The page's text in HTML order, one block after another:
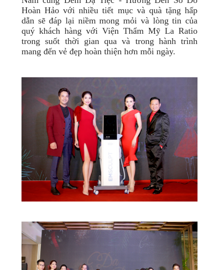
Hoàn Hảo với nhiều tiết mục và quà tặng hấp
dẫn sẽ đáp lại niềm mong mỏi và lòng tin của
quý khách hàng với Viện Thẩm Mỹ La Ratio
trong suốt thời gian qua và trong hành trình
mang đến vẻ đẹp hoàn thiện hơn mỗi ngày.